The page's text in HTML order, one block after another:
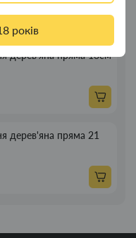
років
дерев'яна пряма 13см
дерев'яна пряма 21